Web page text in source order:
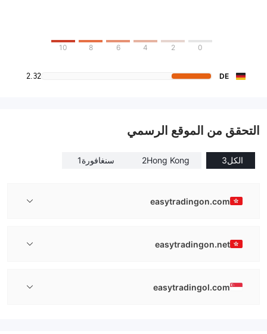
0
2
4
6
8
10
DE
2.32
التحقق من الموقع الرسمي
الكل3
Hong Kong
2 سنغافورة1
easytradingon.com
easytradingon.net
easytradingol.com